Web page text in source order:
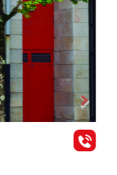
Next